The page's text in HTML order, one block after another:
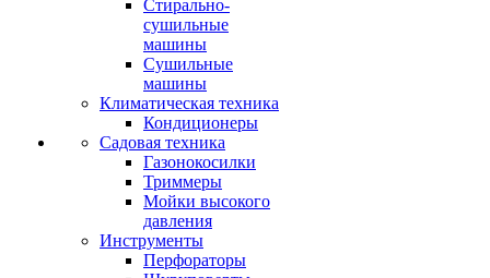
Стирально-
сушильные
машины
Сушильные
машины
Климатическая техника
Кондиционеры
Садовая техника
Газонокосилки
Триммеры
Мойки высокого
давления
Инструменты
Перфораторы